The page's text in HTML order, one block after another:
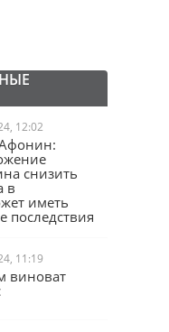
12:02
снизить
в
иметь
последствия
11:19
виноват